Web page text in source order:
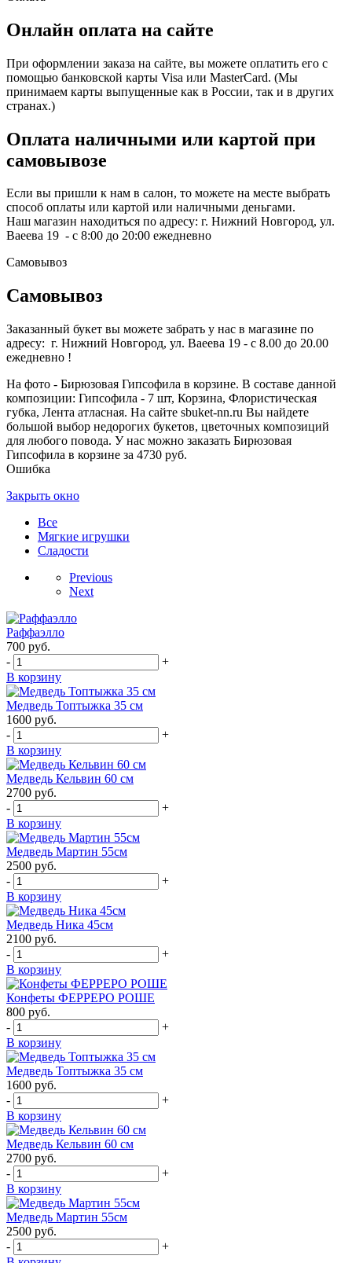
Онлайн оплата на сайте
При оформлении заказа на сайте, вы можете оплатить его с
помощью банковской карты Visa или MasterCard. (Мы
принимаем карты выпущенные как в России, так и в других
странах.)
Оплата наличными или картой при
самовывозе
Если вы пришли к нам в салон, то можете на месте выбрать
способ оплаты или картой или наличными деньгами.
Наш магазин находиться по адресу: г. Нижний Новгород, ул.
Ваеева 19 - с 8:00 до 20:00 ежедневно
Самовывоз
Самовывоз
Заказанный букет вы можете забрать у нас в магазине по
адресу: г. Нижний Новгород, ул. Ваеева 19 - с 8.00 до 20.00
ежедневно !
На фото - Бирюзовая Гипсофила в корзине. В составе данной
композиции: Гипсофила - 7 шт, Корзина, Флористическая
губка, Лента атласная. На сайте sbuket-nn.ru Вы найдете
большой выбор недорогих букетов, цветочных композиций
для любого повода. У нас можно заказать Бирюзовая
Гипсофила в корзине за 4730 руб.
Ошибка
Закрыть окно
Все
Мягкие игрушки
Сладости
Previous
Next
Раффаэлло
700 руб.
-
+
В корзину
Медведь Топтыжка 35 см
1600 руб.
-
+
В корзину
Медведь Кельвин 60 см
2700 руб.
-
+
В корзину
Медведь Мартин 55см
2500 руб.
-
+
В корзину
Медведь Ника 45см
2100 руб.
-
+
В корзину
Конфеты ФЕРРЕРО РОШЕ
800 руб.
-
+
В корзину
Медведь Топтыжка 35 см
1600 руб.
-
+
В корзину
Медведь Кельвин 60 см
2700 руб.
-
+
В корзину
Медведь Мартин 55см
2500 руб.
-
+